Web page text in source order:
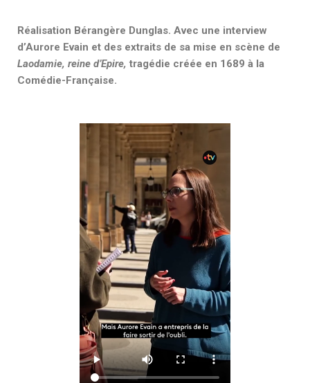
Réalisation Bérangère Dunglas. Avec une interview
d’Aurore Evain et des extraits de sa mise en scène de
Laodamie, reine d’Epire, tragédie créée en 1689 à la
Comédie-Française.